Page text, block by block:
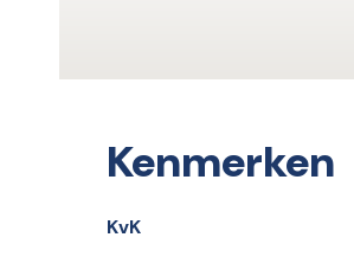
Kenmerken
KvK